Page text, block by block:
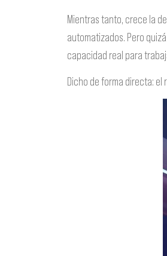
Mientras tanto, crece la
automatizados. Pero
capacidad real para
Dicho de forma directa: el